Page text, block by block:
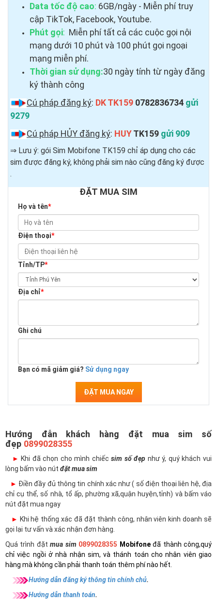
Data tốc độ cao: 6GB/ngày - Miễn phí truy
cập TikTok, Facebook, Youtube.
Phút gọi: Miễn phí tất cả các cuộc gọi nội
mạng dưới 10 phút và 100 phút gọi ngoại
mạng miễn phí.
Thời gian sử dụng:30 ngày tính từ ngày đăng
ký thành công
Cú pháp đăng ký: DK TK159 0782836734 gửi
9279
Cú pháp HỦY đăng ký: HUYTK159 gửi 909
⇒ Lưu ý: gói Sim Mobifone TK159 chỉ áp dụng cho các
sim được đăng ký, không phải sim nào cũng đăng ký được ​
.
ĐẶT MUA SIM
Họ và tên*
Điện thoại*
Tỉnh/TP*
Địa chỉ*
Ghi chú
Bạn có mã giảm giá? Sử dụng ngay
ĐẶT MUA NGAY
Hướng đẫn khách hàng đặt mua sim số
đẹp 0899028355
► Khi đã chọn cho mình chiếcsim số đẹp như ý, quý khách vui
lòng bấm vào nút đặt mua sim
► Điền đầy đủ thông tin chính xác như ( số điện thoại liên hệ, địa
chỉ cụ thể, số nhà, tổ ấp, phường xã,quận huyện,tỉnh) và bấm váo
nút đặt mua ngay
► Khi hệ thống xác đã đặt thành công, nhân viên kinh doanh sẽ
gọi lại tư vấn và xác nhận đơn hàng.
Quá trình đặtmua sim 0899028355 Mobifoneđã thành công,quý
chỉ việc ngồi ở nhà nhận sim, và thánh toán cho nhân viên giao
hàng mà không cần phải thanh toán thêm phí nào hết.
Hướng dẫn đăng ký thông tin chính chủ.
Hướng dẫn thanh toán.